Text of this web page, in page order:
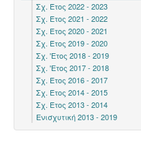
Σχ. Έτος 2022 - 2023
Σχ. Έτος 2021 - 2022
Σχ. Έτος 2020 - 2021
Σχ. Έτος 2019 - 2020
Σχ. 'Ετος 2018 - 2019
Σχ. 'Ετος 2017 - 2018
Σχ. Έτος 2016 - 2017
Σχ. Έτος 2014 - 2015
Σχ. Έτος 2013 - 2014
Ενισχυτική 2013 - 2019